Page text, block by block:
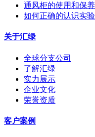
通风柜的使用和保
如何正确的认识实
关于汇绿
全球分支公司
了解汇绿
实力展示
企业文化
荣誉资质
客户案例